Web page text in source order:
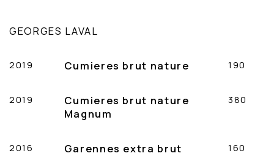
GEORGES LAVAL
2019 Cumieres brut nature 190
2019
Cumieres brut nature
Magnum
380
2016 Garennes extra brut 160